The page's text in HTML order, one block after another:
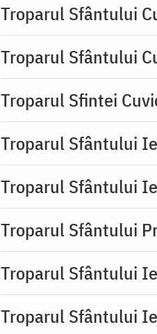
Troparul Sfântului
Troparul Sfântului
Troparul Sfintei
Troparul Sfântului
Troparul Sfântului
Troparul Sfântului
Troparul Sfântului
Troparul Sfântului